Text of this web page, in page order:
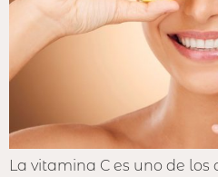
La vitamina C es uno de